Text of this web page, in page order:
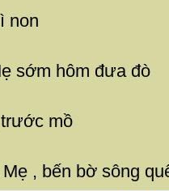
non
sớm hôm đưa đò
mồ
, bến bờ sông